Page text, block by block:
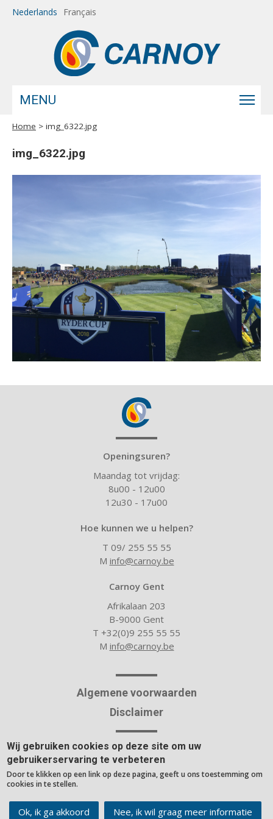
Overslaan en naar de inhoud gaan
Nederlands Français
MENU
U bent hier
Home > img_6322.jpg
img_6322.jpg
Openingsuren?
Maandag tot vrijdag:
8u00 - 12u00
12u30 - 17u00
Hoe kunnen we u helpen?
T 09/ 255 55 55
M info@carnoy.be
Carnoy Gent
Afrikalaan 203
B-9000 Gent
T +32(0)9 255 55 55
M info@carnoy.be
Algemene voorwaarden
Disclaimer
Over Carnoy
Nieuwsblog
Rekentools
Website built with therocket site platform
Wij gebruiken cookies op deze site om uw
gebruikerservaring te verbeteren
Door te klikken op een link op deze pagina, geeft u ons toestemming om
cookies in te stellen.
Ok, ik ga akkoord Nee, ik wil graag meer informatie